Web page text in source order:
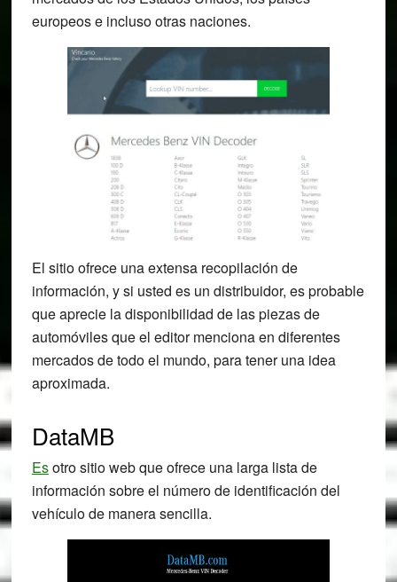
europeos e incluso otras naciones.
El sitio ofrece una extensa recopilación de
información, y si usted es un distribuidor, es probable
que aprecie la disponibilidad de las piezas de
automóviles que el editor menciona en diferentes
mercados de todo el mundo, para tener una idea
aproximada.
DataMB
Esotro sitio web que ofrece una larga lista de
información sobre el número de identificación del
vehículo de manera sencilla.